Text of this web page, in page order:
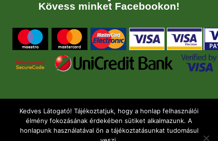
Kövess minket Facebookon!
Kedves Látogató! Tájékoztatjuk, hogy a honlap felhasználói
élmény fokozásának érdekében sütiket alkalmazunk. A
honlapunk használatával ön a tájékoztatásunkat tudomásul